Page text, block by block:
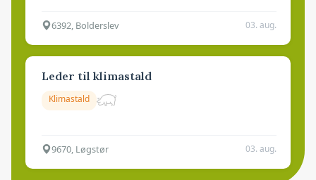
6392, Bolderslev 03. aug.
Leder til klimastald
Klimastald
9670, Løgstør 03. aug.